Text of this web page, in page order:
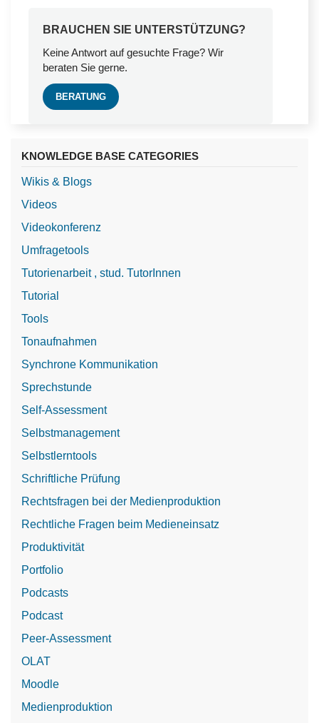
BRAUCHEN SIE UNTERSTÜTZUNG?
Keine Antwort auf gesuchte Frage? Wir
beraten Sie gerne.
BERATUNG
KNOWLEDGE BASE CATEGORIES
Wikis & Blogs
Videos
Videokonferenz
Umfragetools
Tutorienarbeit , stud. TutorInnen
Tutorial
Tools
Tonaufnahmen
Synchrone Kommunikation
Sprechstunde
Self-Assessment
Selbstmanagement
Selbstlerntools
Schriftliche Prüfung
Rechtsfragen bei der Medienproduktion
Rechtliche Fragen beim Medieneinsatz
Produktivität
Portfolio
Podcasts
Podcast
Peer-Assessment
OLAT
Moodle
Medienproduktion